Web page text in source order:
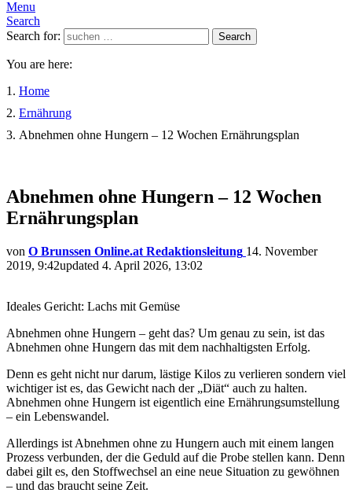
Menu
Search
Search for:
Search
You are here:
Home
Ernährung
Abnehmen ohne Hungern – 12 Wochen Ernährungsplan
Abnehmen ohne Hungern – 12 Wochen
Ernährungsplan
von O Brunssen Online.at Redaktionsleitung 14. November
2019, 9:42updated 4. April 2026, 13:02
Ideales Gericht: Lachs mit Gemüse
Abnehmen ohne Hungern – geht das? Um genau zu sein, ist das
Abnehmen ohne Hungern das mit dem nachhaltigsten Erfolg.
Denn es geht nicht nur darum, lästige Kilos zu verlieren sondern viel
wichtiger ist es, das Gewicht nach der „Diät“ auch zu halten.
Abnehmen ohne Hungern ist eigentlich eine Ernährungsumstellung
– ein Lebenswandel.
Allerdings ist Abnehmen ohne zu Hungern auch mit einem langen
Prozess verbunden, der die Geduld auf die Probe stellen kann. Denn
dabei gilt es, den Stoffwechsel an eine neue Situation zu gewöhnen
– und das braucht seine Zeit.